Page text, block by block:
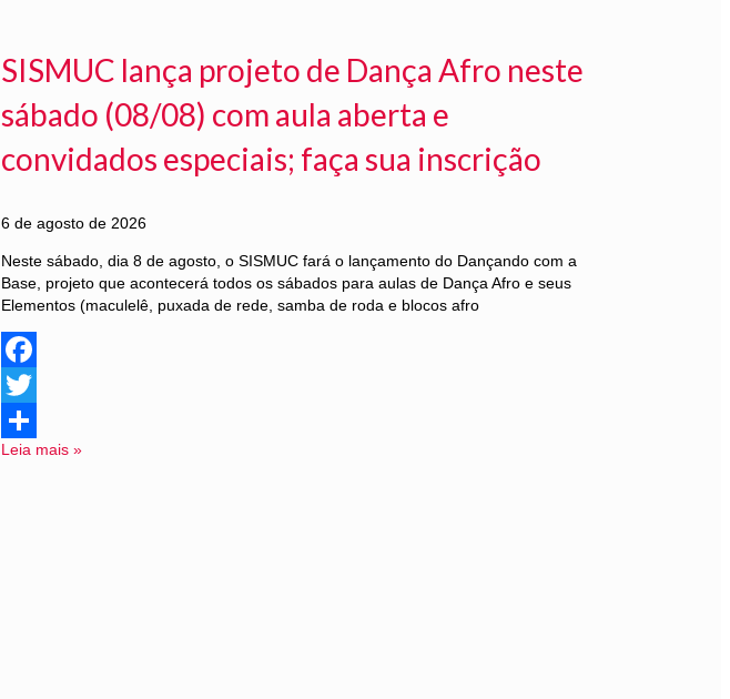
SISMUC lança projeto de Dança Afro neste
sábado (08/08) com aula aberta e
convidados especiais; faça sua inscrição
6 de agosto de 2026
Neste sábado, dia 8 de agosto, o SISMUC fará o lançamento do Dançando com a
Base, projeto que acontecerá todos os sábados para aulas de Dança Afro e seus
Elementos (maculelê, puxada de rede, samba de roda e blocos afro
Facebook
Twitter
Share
Leia mais »